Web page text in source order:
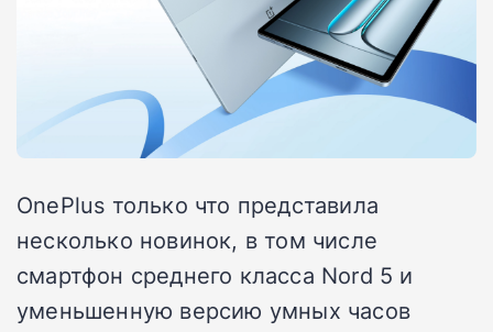
OnePlus только что представила
несколько новинок, в том числе
смартфон среднего класса Nord 5 и
уменьшенную версию умных часов